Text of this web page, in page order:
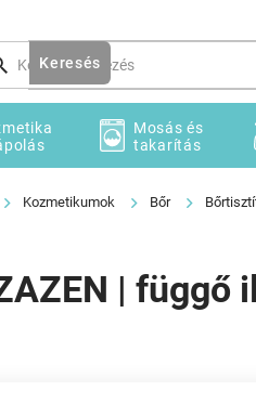
Keresés
Mosás és
takarítás
Kozmetikumok Bőr
| függő